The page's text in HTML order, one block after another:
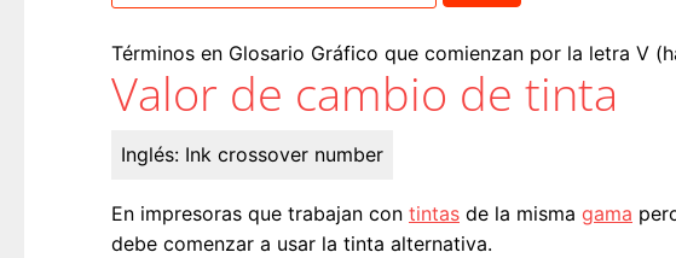
Términos en Glosario Gráfico que comienzan por la letra V
Valor de cambio de tinta
Inglés: Ink crossover number
En impresoras que trabajan con tintas de la misma gama
debe comenzar a usar la tinta alternativa.